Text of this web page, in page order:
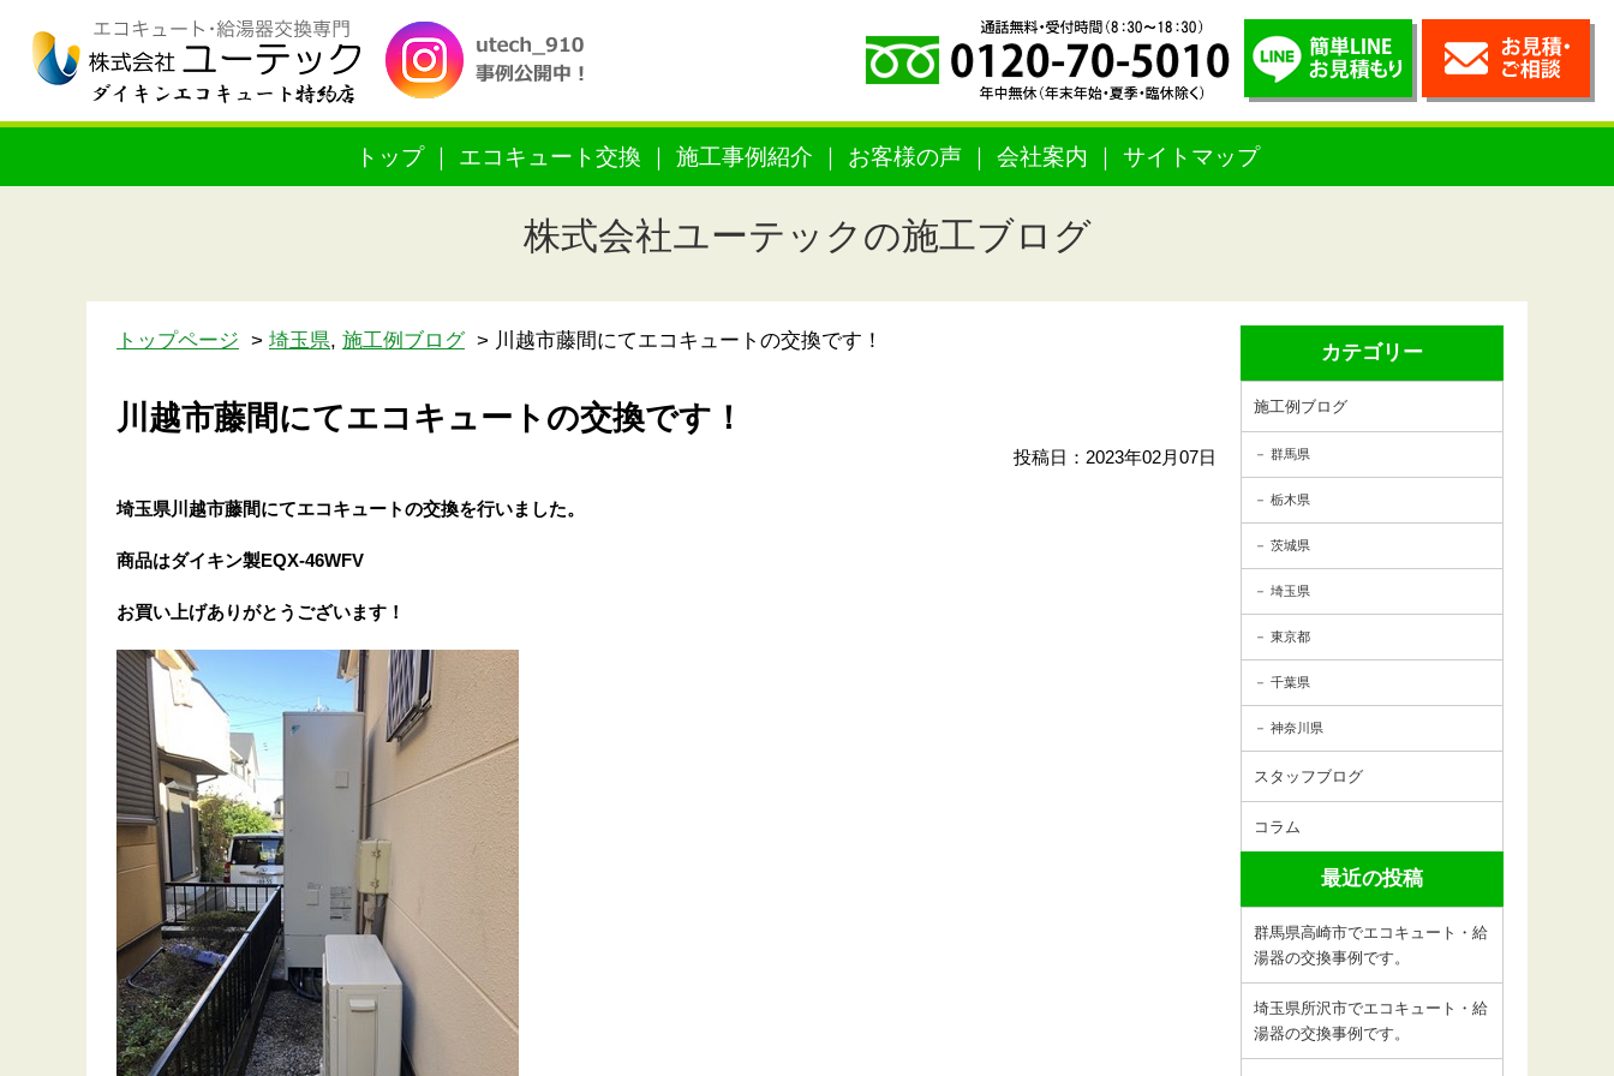
トップ エコキュート交換 施工事例紹介 お客様の声 会社案内 サイトマップ
株式会社ユーテックの施工ブログ
カテゴリー
施工例ブログ
群馬県
栃木県
茨城県
埼玉県
東京都
千葉県
神奈川県
スタッフブログ
コラム
最近の投稿
群馬県高崎市でエコキュート・給
湯器の交換事例です。
埼玉県所沢市でエコキュート・給
湯器の交換事例です。
トップページ 埼玉県, 施工例ブログ 川越市藤間にてエコキュートの交換です！
川越市藤間にてエコキュートの交換です！
投稿日：2023年02月07日
埼玉県川越市藤間にてエコキュートの交換を行いました。
商品はダイキン製EQX-46WFV
お買い上げありがとうございます！